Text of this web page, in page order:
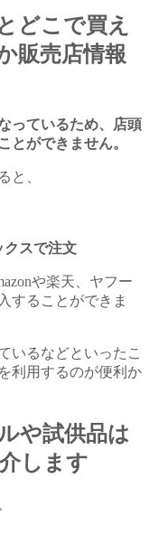
どこで買え
販売店情報
っているため、店頭
とができません。
と、
クスで注文
や楽天、ヤフー
することができま
いるなどといったこ
利用するのが便利か
や試供品は
します